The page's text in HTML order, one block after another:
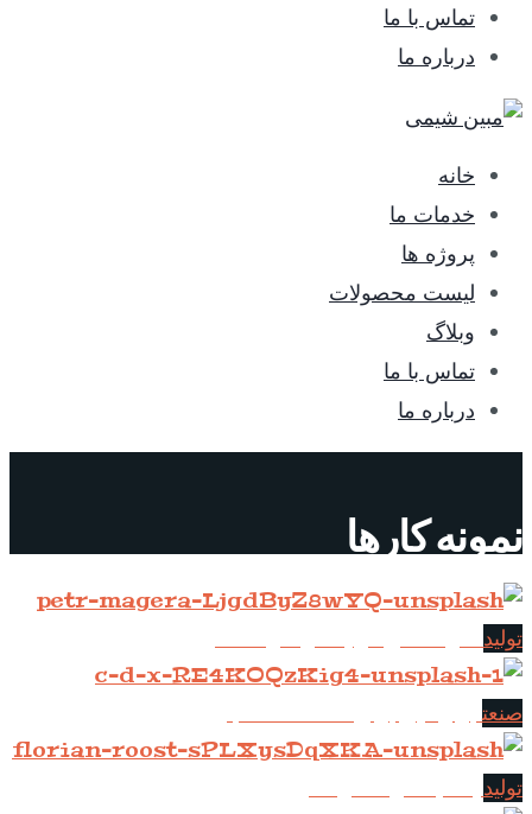
تماس با ما
درباره ما
خانه
خدمات ما
پروژه ها
لیست محصولات
وبلاگ
تماس با ما
درباره ما
نمونه کارها
تولید
صنعتابزارهایی برای صنعت مناسب
تولید